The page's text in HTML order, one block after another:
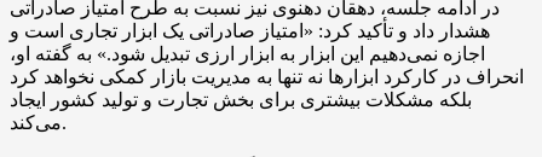
در ادامه جلسه، دهقان دهنوی نیز نسبت به طرح امتیاز صادراتی
هشدار داد و تأکید کرد: «امتیاز صادراتی یک ابزار تجاری است و
اجازه نمی‌دهیم این ابزار به ابزار ارزی تبدیل شود.» به گفته او،
انحراف در کارکرد ابزارها نه تنها به مدیریت بازار کمکی نخواهد کرد
بلکه مشکلات بیشتری برای بخش تجارت و تولید کشور ایجاد
می‌کند.